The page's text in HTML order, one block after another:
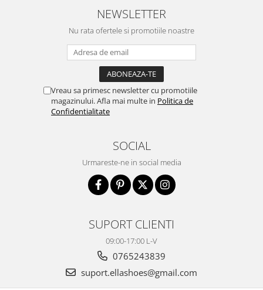
NEWSLETTER
Nu rata ofertele si promotiile noastre
Vreau sa primesc newsletter cu promotiile
magazinului. Afla mai multe in Politica de
Confidentialitate
SOCIAL
Urmareste-ne in social media
SUPORT CLIENTI
09:00-17:00 L-V
0765243839
suport.ellashoes@gmail.com